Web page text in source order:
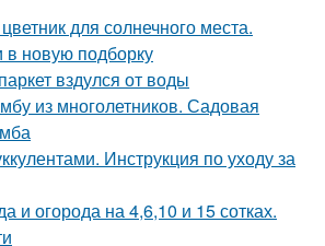
для солнечного места.
в новую подборку
вздулся от воды
из многолетников. Садовая
Инструкция по уходу за
и огорода на 4,6,10 и 15 сотках.